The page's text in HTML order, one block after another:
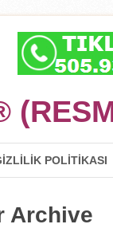
POLITIKASI
Archive